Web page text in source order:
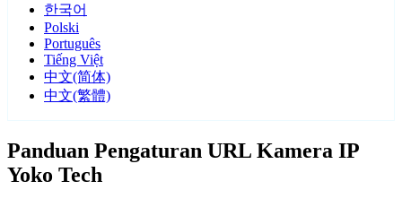
한국어
Polski
Português
Tiếng Việt
中文(简体)
中文(繁體)
Panduan Pengaturan URL Kamera IP
Yoko Tech